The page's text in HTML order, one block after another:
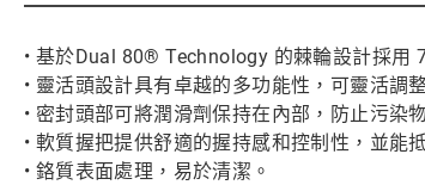
• 基於Dual 80® Technology 的棘輪設計採用
• 靈活頭設計具有卓越的多功能性，可靈活調
• 密封頭部可將潤滑劑保持在內部，防止污染
• 軟質握把提供舒適的握持感和控制性，並能
• 鉻質表面處理，易於清潔。